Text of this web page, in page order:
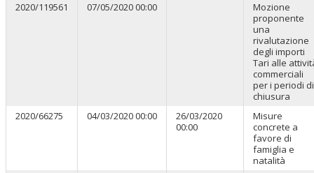
2020/119561
07/05/2020 00:00
Mozione
proponente
una
rivalutazione
degli importi
Tari alle
commerciali
per i periodi di
chiusura
2020/66275
04/03/2020 00:00
26/03/2020
00:00
Misure
concrete a
favore di
famiglia e
natalità